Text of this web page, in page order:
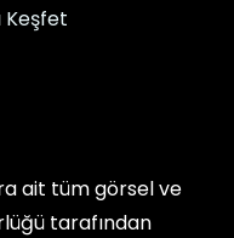
Keşfet
ait tüm görsel ve
tarafından